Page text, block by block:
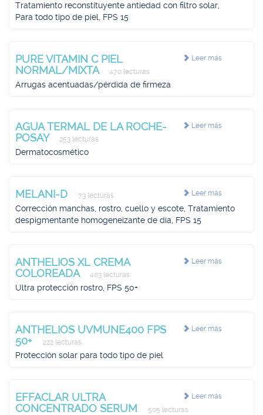
Tratamiento reconstituyente antiedad con filtro solar,
Para todo tipo de piel, FPS 15
Leer más
PURE VITAMIN C PIEL
NORMAL/MIXTA
470 lecturas
Arrugas acentuadas/pérdida de firmeza
Leer más
AGUA TERMAL DE LA ROCHE-
POSAY
253 lecturas
Dermatocosmético
Leer más
MELANI-D 73 lecturas
Corrección manchas, rostro, cuello y escote, Tratamiento
despigmentante homogeneizante de día, FPS 15
Leer más
ANTHELIOS XL CREMA
COLOREADA
403 lecturas
Ultra protección rostro, FPS 50+
Leer más
ANTHELIOS UVMUNE400 FPS
50+
222 lecturas
Protección solar para todo tipo de piel
Leer más
EFFACLAR ULTRA
CONCENTRADO SERUM
505 lecturas